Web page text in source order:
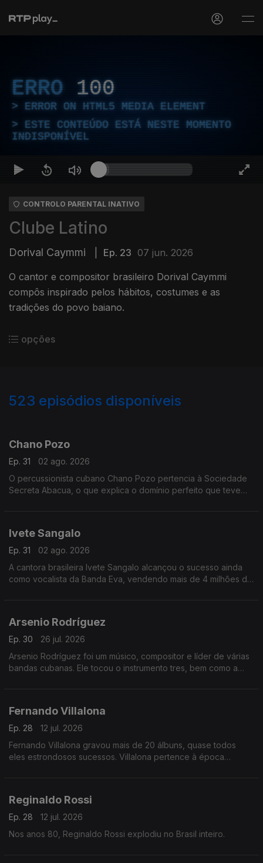
ERRO 100
ERROR ON HTML5 MEDIA ELEMENT
ESTE CONTEÚDO ESTÁ NESTE MOMENTO
INDISPONÍVEL
CONTROLO PARENTAL INATIVO
Clube Latino
Dorival Caymmi Ep. 23 07 jun. 2026
O cantor e compositor brasileiro Dorival Caymmi
compôs inspirado pelos hábitos, costumes e as
tradições do povo baiano.
opções
523 episódios disponíveis
Chano Pozo
Ep. 31
02 ago. 2026
O percussionista cubano Chano Pozo pertencia à Sociedade
Secreta Abacua, o que explica o domínio perfeito que teve
Ivete Sangalo
Ep. 31
02 ago. 2026
A cantora brasileira Ivete Sangalo alcançou o sucesso ainda
como vocalista da Banda Eva, vendendo mais de 4 milhões de
Arsenio Rodríguez
Ep. 30
26 jul. 2026
Arsenio Rodríguez foi um músico, compositor e líder de várias
bandas cubanas. Ele tocou o instrumento tres, bem como a
Fernando Villalona
Ep. 28
12 jul. 2026
Fernando Villalona gravou mais de 20 álbuns, quase todos
eles estrondosos sucessos. Villalona pertence à época
Reginaldo Rossi
Ep. 28
12 jul. 2026
Nos anos 80, Reginaldo Rossi explodiu no Brasil inteiro.